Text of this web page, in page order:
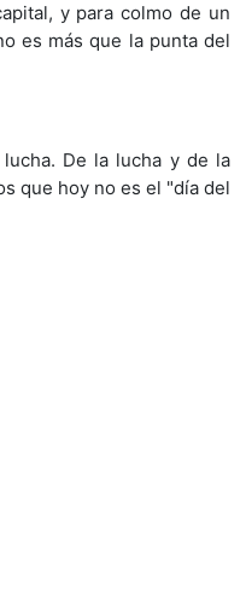
y para colmo de un
es más que la punta del
De la lucha y de la
que hoy no es el "día del